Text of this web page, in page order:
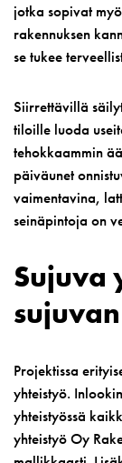
jotka sopivat
rakennuksen
se tukee
Siirrettävillä
tiloille luoda
tehokkaammin
päiväunet
vaimentavina,
seinäpintoja on
Sujuva
Projektissa
yhteistyö.
yhteistyössä
yhteistyö Oy